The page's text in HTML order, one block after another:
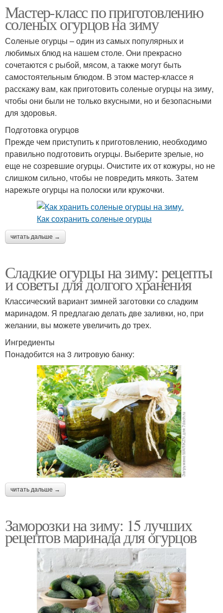
Мастер-класс по приготовлению
соленых огурцов на зиму
Соленые огурцы – один из самых популярных и
любимых блюд на нашем столе. Они прекрасно
сочетаются с рыбой, мясом, а также могут быть
самостоятельным блюдом. В этом мастер-классе я
расскажу вам, как приготовить соленые огурцы на зиму,
чтобы они были не только вкусными, но и безопасными
для здоровья.
Подготовка огурцов
Прежде чем приступить к приготовлению, необходимо
правильно подготовить огурцы. Выберите зрелые, но
еще не созревшие огурцы. Очистите их от кожуры, но не
слишком сильно, чтобы не повредить мякоть. Затем
нарежьте огурцы на полоски или кружочки.
читать дальше →
Сладкие огурцы на зиму: рецепты
и советы для долгого хранения
Классический вариант зимней заготовки со сладким
маринадом. Я предлагаю делать две заливки, но, при
желании, вы можете увеличить до трех.
Ингредиенты
Понадобится на 3 литровую банку:
читать дальше →
Заморозки на зиму: 15 лучших
рецептов маринада для огурцов